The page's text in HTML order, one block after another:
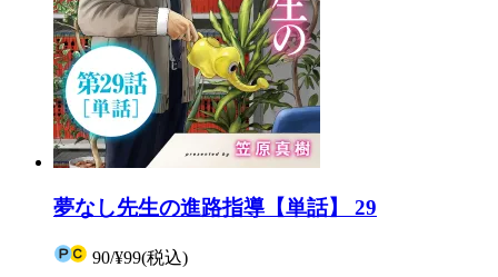
夢なし先生の進路指導【単話】 29
90/¥99(税込)